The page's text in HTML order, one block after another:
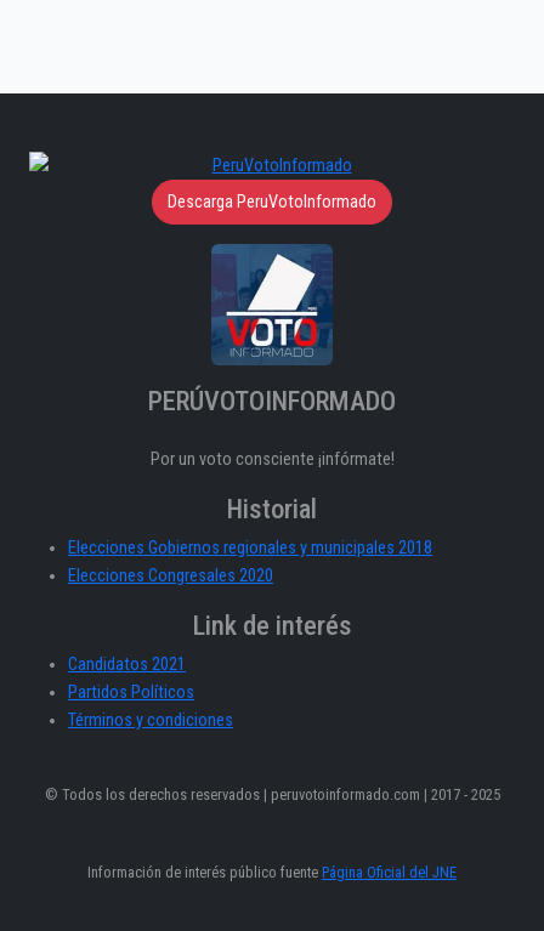
Descarga PeruVotoInformado
PERÚVOTOINFORMADO
Por un voto consciente ¡infórmate!
Historial
Elecciones Gobiernos regionales y municipales 2018
Elecciones Congresales 2020
Link de interés
Candidatos 2021
Partidos Políticos
Términos y condiciones
© Todos los derechos reservados | peruvotoinformado.com | 2017 - 2025
Información de interés público fuente Página Oficial del JNE